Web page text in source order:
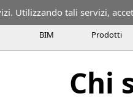
BIM Prodotti
nello sviluppo e
realizza e
Chi
Utilizzando tali servizi,